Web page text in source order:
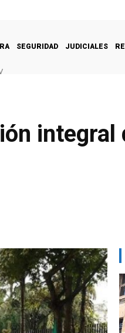
SEGURIDAD JUDICIALES
integral